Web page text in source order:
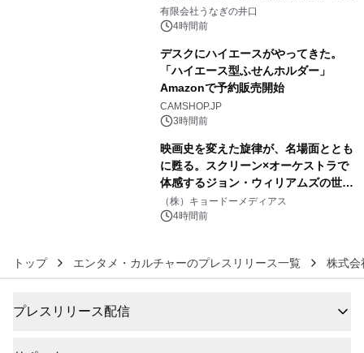
「井口の誉」誕生
有限会社うなぎの井口
4時間前
デスクにハイエースがやってきた。
「ハイエース型ふせんホルダー」
Amazonで予約販売開始
CAMSHOP.JP
3時間前
映画史を変えた旋律が、名場面ととも
に甦る。スクリーン×オーケストラで
体感するジョン・ウィリアムズの世
界。ジョン・ウィリアムズ：シネマ・
スペクタキュラー・コンサート 開催決
（株）キョードーメディアス
4時間前
トップ エンタメ・カルチャーのプレスリリース一覧 株式会
プレスリリース配信